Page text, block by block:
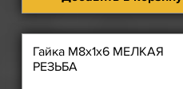
Гайка М8х1х6 МЕЛКАЯ
РЕЗЬБА